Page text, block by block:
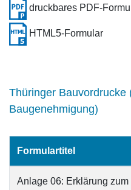
druckbares PDF-
HTML5-Formular
Thüringer Bauvordrucke
Baugenehmigung)
Formulartitel
Anlage 06: Erklärung zum